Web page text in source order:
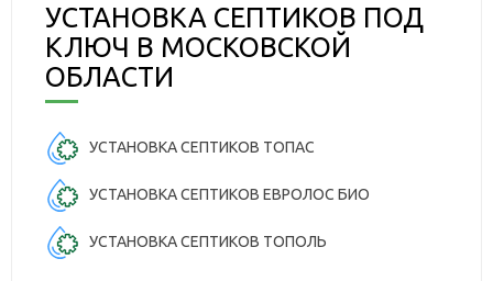
УСТАНОВКА СЕПТИКОВ ПОД
КЛЮЧ В МОСКОВСКОЙ
ОБЛАСТИ
УСТАНОВКА СЕПТИКОВ ТОПАС
УСТАНОВКА СЕПТИКОВ ЕВРОЛОС БИО
УСТАНОВКА СЕПТИКОВ ТОПОЛЬ